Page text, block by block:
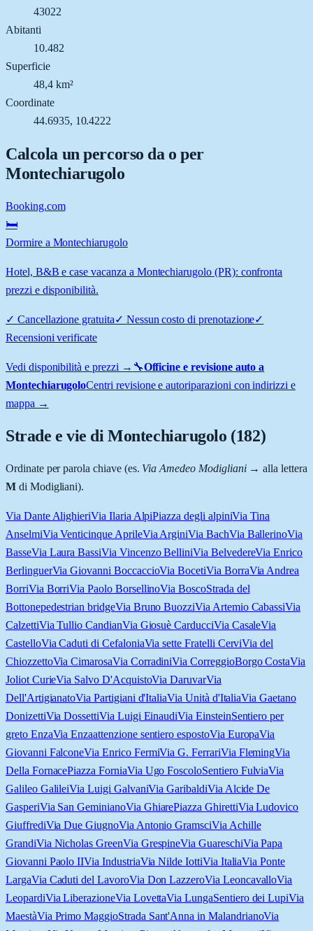
43022
Abitanti
10.482
Superficie
48,4 km²
Coordinate
44.6935, 10.4222
Calcola un percorso da o per
Montechiarugolo
Booking.com
🛏️
Dormire a Montechiarugolo
Hotel, B&B e case vacanza a Montechiarugolo (PR): confronta
prezzi e disponibilità.
✓ Cancellazione gratuita✓ Nessun costo di prenotazione✓
Recensioni verificate
Vedi disponibilità e prezzi → 🔧Officine e revisione auto a
MontechiarugoloCentri revisione e autoriparazioni con indirizzi e
mappa →
Strade e vie diMontechiarugolo (182)
Ordinate per parola chiave (es. Via Amedeo Modigliani→ alla lettera
Mdi Modigliani).
Via Dante AlighieriVia Ilaria AlpiPiazza degli alpiniVia Tina
AnselmiVia Venticinque AprileVia ArginiVia BachVia BallerinoVia
BasseVia Laura BassiVia Vincenzo BelliniVia BelvedereVia Enrico
BerlinguerVia Giovanni BoccaccioVia BocetiVia BorraVia Andrea
BorriVia BorriVia Paolo BorsellinoVia BoscoStrada del
Bottonepedestrian bridgeVia Bruno BuozziVia Artemio CabassiVia
CalzettiVia Tullio CandianVia Giosuè CarducciVia CasaleVia
CastelloVia Caduti di CefaloniaVia sette Fratelli CerviVia del
ChiozzettoVia CimarosaVia CorradiniVia CorreggioBorgo CostaVia
Joliot CurieVia Salvo D'AcquistoVia DaruvarVia
Dell'ArtigianatoVia Partigiani d'ItaliaVia Unità d'ItaliaVia Gaetano
DonizettiVia DossettiVia Luigi EinaudiVia EinsteinSentiero per
greto EnzaVia Enzaattenzione sentiero espostoVia EuropaVia
Giovanni FalconeVia Enrico FermiVia G. FerrariVia FlemingVia
Della FornacePiazza ForniaVia Ugo FoscoloSentiero FulviaVia
Galileo GalileiVia Luigi GalvaniVia GaribaldiVia Alcide De
GasperiVia San GeminianoVia GhiarePiazza GhirettiVia Ludovico
GiuffrediVia Due GiugnoVia Antonio GramsciVia Achille
GrandiVia Nicholas GreenVia GrespineVia GuareschiVia Papa
Giovanni Paolo IIVia IndustriaVia Nilde IottiVia ItaliaVia Ponte
LargaVia Caduti del LavoroVia Don LazzeroVia LeoncavalloVia
LeopardiVia LiberazioneVia LovettaVia LungaSentiero dei LupiVia
MaestàVia Primo MaggioStrada Sant'Anna in MalandrianoVia